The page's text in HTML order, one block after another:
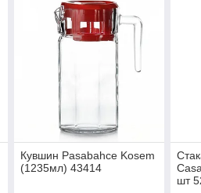
Кувшин Pasabahce Kosem
(1235мл) 43414
шт